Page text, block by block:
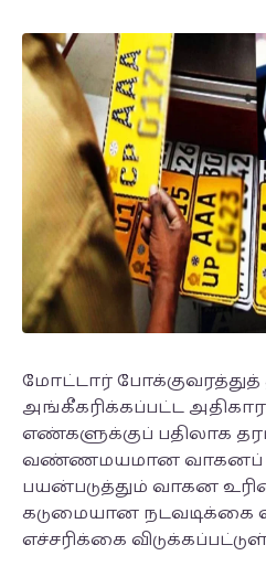
மோட்டார்
அங்கீகரிக்கப்பட்ட
எண்களுக்குப் பதிலாக
வண்ணமயமான வாகனப்
பயன்படுத்தும் வாகன
கடுமையான நடவடிக்கை
எச்சரிக்கை